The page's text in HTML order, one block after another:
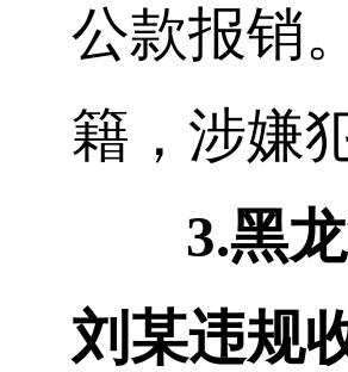
公款报销
籍，涉嫌
3.黑
刘 某违规